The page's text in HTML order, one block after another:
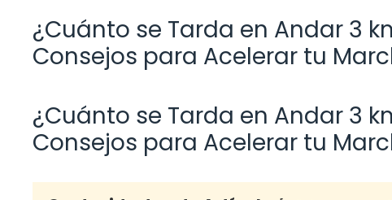
¿Cuánto se Tarda en Andar 3
Consejos para Acelerar tu
¿Cuánto se Tarda en Andar 3
Consejos para Acelerar tu